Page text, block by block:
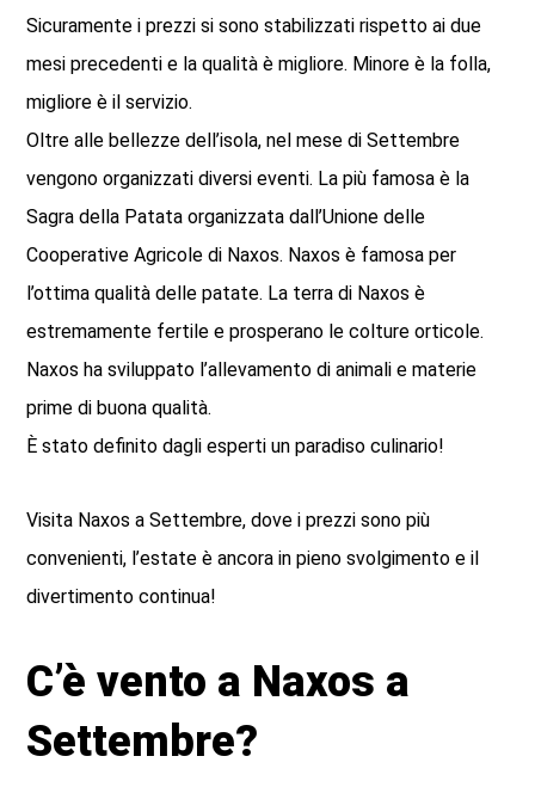
Sicuramente i prezzi si sono stabilizzati rispetto ai due
mesi precedenti e la qualità è migliore. Minore è la folla,
migliore è il servizio.
Oltre alle bellezze dell’isola, nel mese di Settembre
vengono organizzati diversi eventi. La più famosa è la
Sagra della Patata organizzata dall’Unione delle
Cooperative Agricole di Naxos. Naxos è famosa per
l’ottima qualità delle patate. La terra di Naxos è
estremamente fertile e prosperano le colture orticole.
Naxos ha sviluppato l’allevamento di animali e materie
prime di buona qualità.
È stato definito dagli esperti un paradiso culinario!
Visita Naxos a Settembre, dove i prezzi sono più
convenienti, l’estate è ancora in pieno svolgimento e il
divertimento continua!
C’è vento a Naxos a
Settembre?